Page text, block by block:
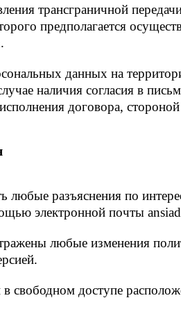
трансграничной
предполагается
данных на
наличия согласия в
договора,
любые разъяснения по
электронной почты
любые изменения
свободном доступе